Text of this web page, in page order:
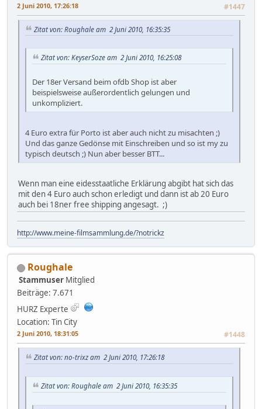
2 Juni 2010, 17:26:18 #1447
Zitat von: Roughale am 2 Juni 2010, 16:35:35
Zitat von: KeyserSoze am 2 Juni 2010, 16:25:08
Der 18er Versand beim ofdb Shop ist aber
beispielsweise außerordentlich gelungen und
unkompliziert.
4 Euro extra für Porto ist aber auch nicht zu misachten ;)
Und das ganze Gedönse mit Einschreiben und so ist my zu
typisch deutsch ;) Nun aber besser BTT...
Wenn man eine eidesstaatliche Erklärung abgibt hat sich das
mit den 4 Euro auch schon erledigt und dann ist ab 20 Euro
auch bei 18ner free shipping angesagt. ;)
http://www.meine-filmsammlung.de/?notrickz
Roughale
Stammuser Mitglied
Beiträge: 7.671
HURZ Experte
Location: Tin City
2 Juni 2010, 18:31:05 #1448
Zitat von: no-trixz am 2 Juni 2010, 17:26:18
Zitat von: Roughale am 2 Juni 2010, 16:35:35